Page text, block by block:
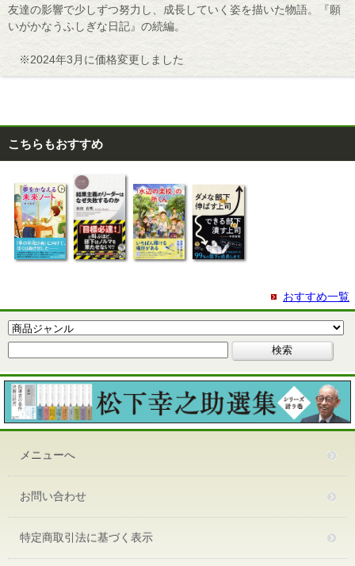
友達の影響で少しずつ努力し、成長していく姿を描いた物語。『願
いがかなうふしぎな日記』の続編。
※2024年3月に価格変更しました
こちらもおすすめ
おすすめ一覧
メニューへ
お問い合わせ
特定商取引法に基づく表示